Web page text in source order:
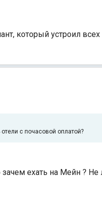
который устроил
с почасовой оплатой?
ехать на Мейн ? Не